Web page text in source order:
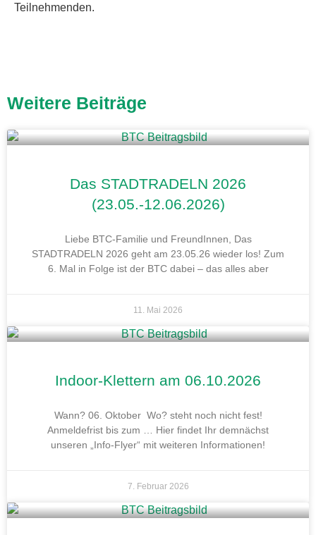
Teilnehmenden.
Weitere Beiträge
Das STADTRADELN 2026
(23.05.-12.06.2026)
Liebe BTC-Familie und FreundInnen, Das
STADTRADELN 2026 geht am 23.05.26 wieder los! Zum
6. Mal in Folge ist der BTC dabei – das alles aber
11. Mai 2026
Indoor-Klettern am 06.10.2026
Wann? 06. Oktober Wo? steht noch nicht fest!
Anmeldefrist bis zum … Hier findet Ihr demnächst
unseren „Info-Flyer“ mit weiteren Informationen!
7. Februar 2026